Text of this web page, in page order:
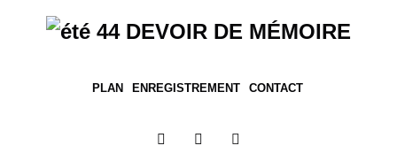
DEVOIR DE MÉMOIRE
PLAN ENREGISTREMENT CONTACT